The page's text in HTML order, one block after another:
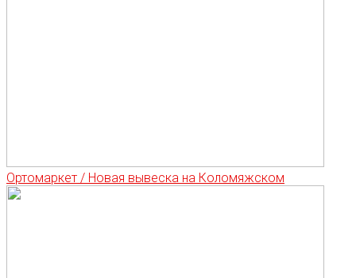
Ортомаркет / Новая вывеска на Коломяжском